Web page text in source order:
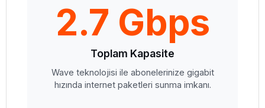
2.7 Gbps
Toplam Kapasite
Wave teknolojisi ile abonelerinize gigabit
hızında internet paketleri sunma imkanı.